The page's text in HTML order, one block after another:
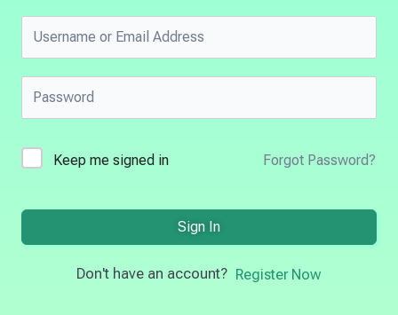
Keep me signed in Forgot Password?
Sign In
Don't have an account? Register Now